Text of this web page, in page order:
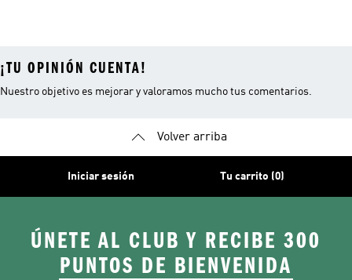
¡TU OPINIÓN CUENTA!
Nuestro objetivo es mejorar y valoramos mucho tus comentarios.
Volver arriba
Iniciar sesión Tu carrito (0)
ÚNETE AL CLUB Y RECIBE 300
PUNTOS DE BIENVENIDA